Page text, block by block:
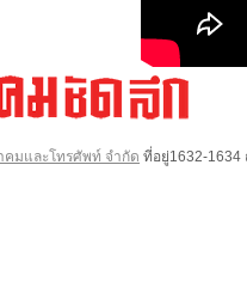
มและโทรศัพท์ จำกัด ที่อยู่1632-1634